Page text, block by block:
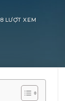
8 LƯỢT XEM